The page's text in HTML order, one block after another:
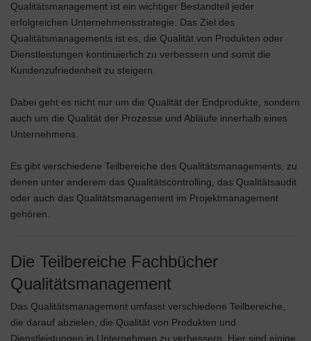
Qualitätsmanagement ist ein wichtiger Bestandteil jeder
erfolgreichen Unternehmensstrategie. Das Ziel des
Qualitätsmanagements ist es, die Qualität von Produkten oder
Dienstleistungen kontinuierlich zu verbessern und somit die
Kundenzufriedenheit zu steigern.
Dabei geht es nicht nur um die Qualität der Endprodukte, sondern
auch um die Qualität der Prozesse und Abläufe innerhalb eines
Unternehmens.
Es gibt verschiedene Teilbereiche des Qualitätsmanagements, zu
denen unter anderem das Qualitätscontrolling, das Qualitätsaudit
oder auch das Qualitätsmanagement im Projektmanagement
gehören.
Die Teilbereiche Fachbücher
Qualitätsmanagement
Das Qualitätsmanagement umfasst verschiedene Teilbereiche,
die darauf abzielen, die Qualität von Produkten und
Dienstleistungen in Unternehmen zu verbessern. Hier sind einige